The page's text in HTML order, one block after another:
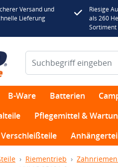
Versand und
Lieferung
Riesige
als 260
Sortiment
B-Ware Batterien
Pflegemittel &
Riementrieb